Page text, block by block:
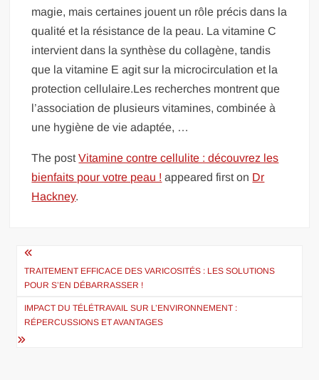
magie, mais certaines jouent un rôle précis dans la
qualité et la résistance de la peau. La vitamine C
intervient dans la synthèse du collagène, tandis
que la vitamine E agit sur la microcirculation et la
protection cellulaire.Les recherches montrent que
l’association de plusieurs vitamines, combinée à
une hygiène de vie adaptée, …
The postVitamine contre cellulite : découvrez les
bienfaits pour votre peau ! appeared first on Dr
Hackney.
Navigation
de
l’article
TRAITEMENT EFFICACE DES VARICOSITÉS : LES SOLUTIONS
POUR S’EN DÉBARRASSER !
IMPACT DU TÉLÉTRAVAIL SUR L’ENVIRONNEMENT :
RÉPERCUSSIONS ET AVANTAGES